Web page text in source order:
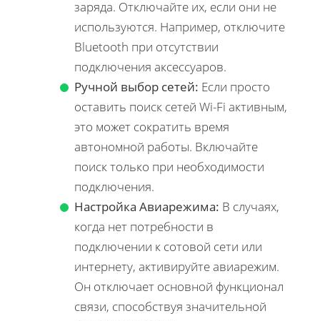
заряда. Отключайте их, если они не
используются. Например, отключите
Bluetooth при отсутствии
подключения аксессуаров.
Ручной выбор сетей: Если просто
оставить поиск сетей Wi-Fi активным,
это может сократить время
автономной работы. Включайте
поиск только при необходимости
подключения.
Настройка Авиарежима: В случаях,
когда нет потребности в
подключении к сотовой сети или
интернету, активируйте авиарежим.
Он отключает основной функционал
связи, способствуя значительной